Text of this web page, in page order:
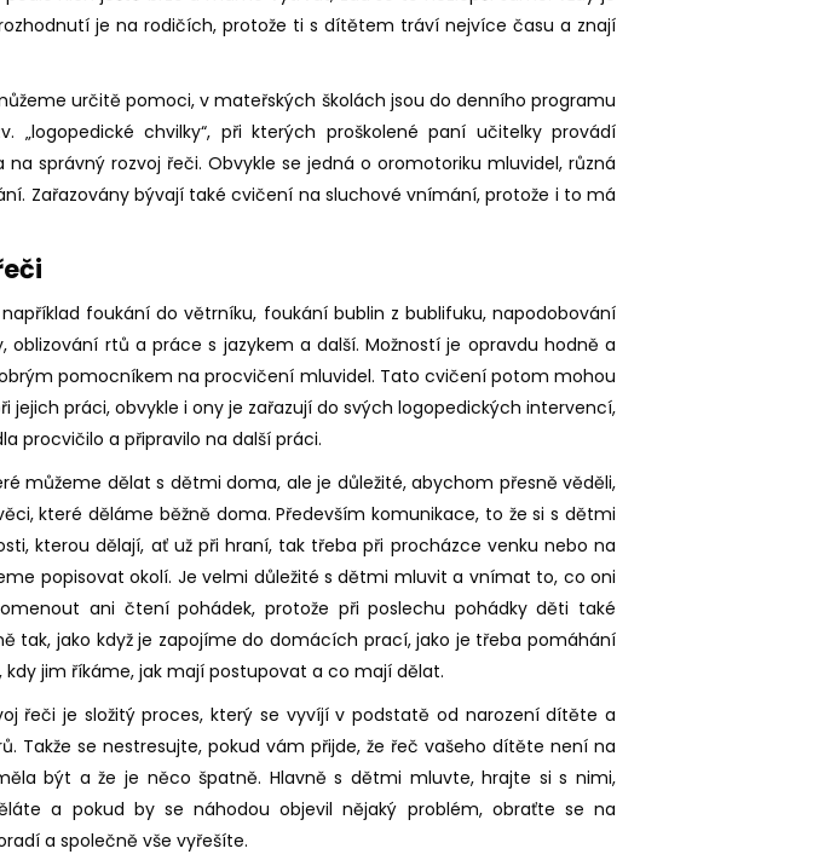
je na rodičích, protože ti s dítětem tráví nejvíce času a znají
určitě pomoci, v mateřských školách jsou do denního programu
„logopedické chvilky“, při kterých proškolené paní učitelky provádí
správný rozvoj řeči. Obvykle se jedná o oromotoriku mluvidel, různá
Zařazovány bývají také cvičení na sluchové vnímání, protože i to má
foukání do větrníku, foukání bublin z bublifuku, napodobování
oblizování rtů a práce s jazykem a další. Možností je opravdu hodně a
pomocníkem na procvičení mluvidel. Tato cvičení potom mohou
práci, obvykle i ony je zařazují do svých logopedických intervencí,
procvičilo a připravilo na další práci.
můžeme dělat s dětmi doma, ale je důležité, abychom přesně věděli,
které děláme běžně doma. Především komunikace, to že si s dětmi
kterou dělají, ať už při hraní, tak třeba při procházce venku nebo na
popisovat okolí. Je velmi důležité s dětmi mluvit a vnímat to, co oni
ani čtení pohádek, protože při poslechu pohádky děti také
tak, jako když je zapojíme do domácích prací, jako je třeba pomáhání
jim říkáme, jak mají postupovat a co mají dělat.
řeči je složitý proces, který se vyvíjí v podstatě od narození dítěte a
Takže se nestresujte, pokud vám přijde, že řeč vašeho dítěte není na
být a že je něco špatně. Hlavně s dětmi mluvte, hrajte si s nimi,
a pokud by se náhodou objevil nějaký problém, obraťte se na
a společně vše vyřešíte.